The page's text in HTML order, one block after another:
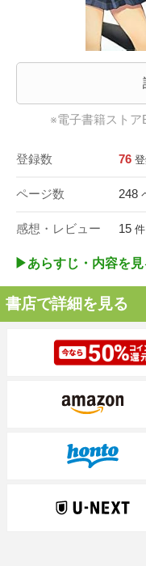
※電子書籍スト
登録数 76
ページ数 248
感想・レビュー 15 件
▶︎あらすじ・内容を見
書店で詳細を見る